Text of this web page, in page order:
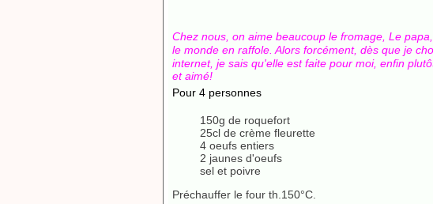
Chez nous, on aime beaucoup le fromage, Le
le monde en raffole. Alors forcément, dès que je
internet, je sais qu'elle est faite pour moi, enfin
et aimé!
Pour 4 personnes
150g de roquefort
25cl de crème fleurette
4 oeufs entiers
2 jaunes d'oeufs
sel et poivre
Préchauffer le four th.150°C.